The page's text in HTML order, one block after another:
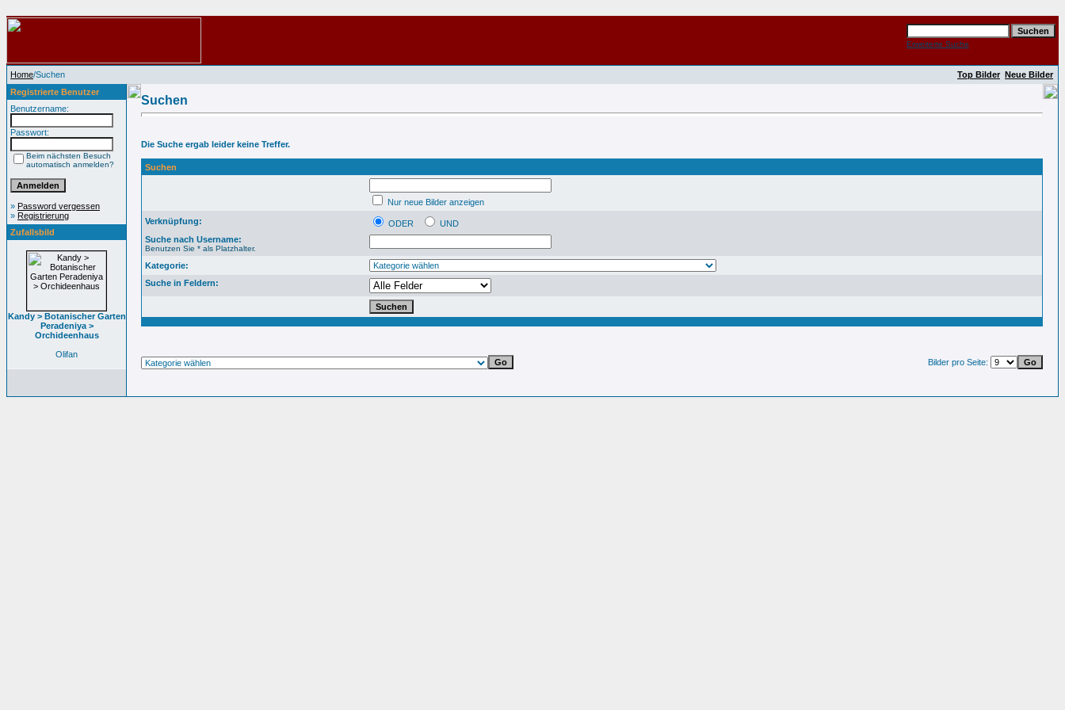
Erweiterte Suche
Home/Suchen Top Bilder Neue Bilder
Registrierte Benutzer
Benutzername:
Passwort:
Beim nächsten Besuch
automatisch anmelden?
» Password vergessen
» Registrierung
Zufallsbild
Kandy > Botanischer Garten
Peradeniya >
Orchideenhaus
Olifan
Suchen
Die Suche ergab leider keine Treffer.
Suchen
Nur neue Bilder anzeigen
Verknüpfung:
ODER
UND
Suche nach Username:
Benutzen Sie * als Platzhalter.
Kategorie:
Suche in Feldern:
Bilder pro Seite: